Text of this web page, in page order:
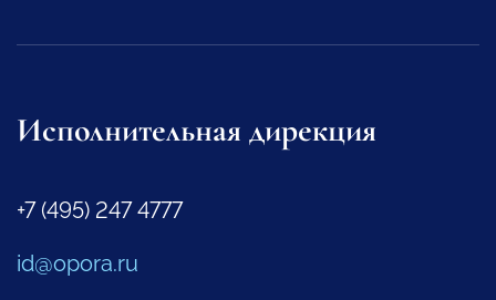
Исполнительная дирекция
+7 (495) 247 4777
id@opora.ru